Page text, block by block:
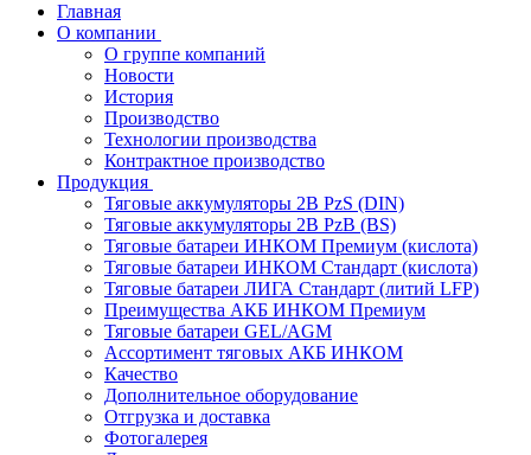
Главная
О компании
О группе компаний
Новости
История
Производство
Технологии производства
Контрактное производство
Продукция
Тяговые аккумуляторы 2В PzS (DIN)
Тяговые аккумуляторы 2В PzB (BS)
Тяговые батареи ИНКОМ Премиум (кислота)
Тяговые батареи ИНКОМ Стандарт (кислота)
Тяговые батареи ЛИГА Стандарт (литий LFP)
Преимущества АКБ ИНКОМ Премиум
Тяговые батареи GEL/AGM
Ассортимент тяговых АКБ ИНКОМ
Качество
Дополнительное оборудование
Отгрузка и доставка
Фотогалерея